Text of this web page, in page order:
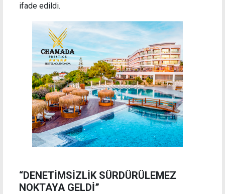
ifade edildi.
“DENETİMSİZLİK SÜRDÜRÜLEMEZ
NOKTAYA GELDİ”